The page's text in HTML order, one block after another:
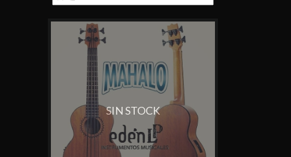
SIN STOCK